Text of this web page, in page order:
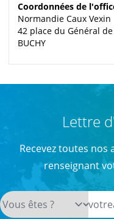
Coordonnées de
Normandie Caux Vexin
42 place du Général
BUCHY
Lettre
Recevez toutes nos
renseignant